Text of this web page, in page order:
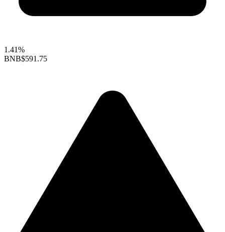
1.41%
BNB$591.75